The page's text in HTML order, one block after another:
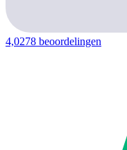
4,0278 beoordelingen